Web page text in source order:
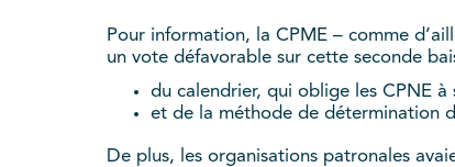
Pour information, la CPME – comme
un vote défavorable sur cette seconde
du calendrier, qui oblige les CPNE
et de la méthode de détermination
De plus, les organisations patronales